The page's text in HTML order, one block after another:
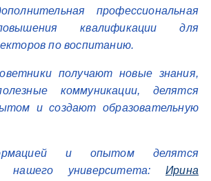
профессиональная
квалификации для
по воспитанию.
получают новые знания,
коммуникации, делятся
и создают образовательную
и опытом делятся
нашего университета: Ирина